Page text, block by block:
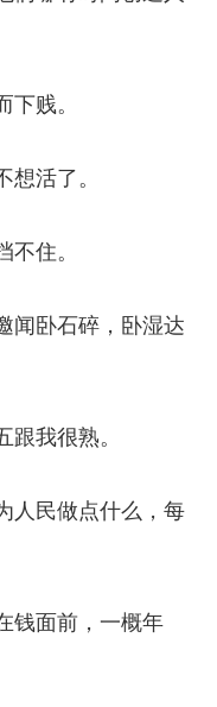
贱。
活了。
住。
闻卧石碎，卧湿达
我很熟。
人民做点什么，每
钱面前，一概年